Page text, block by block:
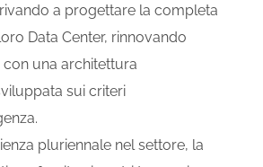
a progettare la completa
Data Center, rinnovando
con una architettura
sui criteri
pluriennale nel settore, la